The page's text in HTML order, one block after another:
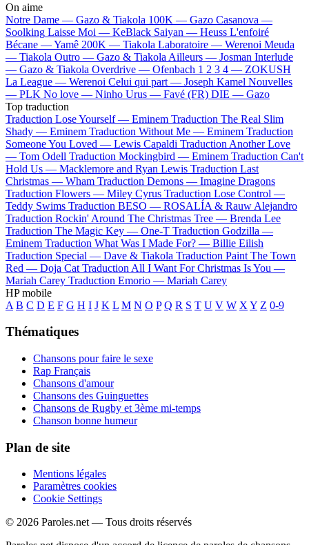
On aime
Notre Dame — Gazo & Tiakola 100K — Gazo Casanova —
Soolking Laisse Moi — KeBlack Saiyan — Heuss L'enfoiré
Bécane —Yamê 200K — Tiakola Laboratoire — Werenoi Meuda
— Tiakola Outro — Gazo & Tiakola Ailleurs — Josman Interlude
— Gazo & Tiakola Overdrive — Ofenbach 1 2 3 4 — ZOKUSH
La League — Werenoi Celui qui part — Joseph Kamel Nouvelles
— PLK No love — Ninho Urus — Favé (FR) DIE — Gazo
Top traduction
Traduction Lose Yourself — Eminem Traduction The Real Slim
Shady — Eminem Traduction Without Me — Eminem Traduction
Someone You Loved — Lewis Capaldi Traduction Another Love
— Tom Odell Traduction Mockingbird — Eminem Traduction Can't
Hold Us — Macklemore and Ryan Lewis Traduction Last
Christmas — Wham Traduction Demons — Imagine Dragons
Traduction Flowers — Miley Cyrus Traduction Lose Control —
Teddy Swims Traduction BESO — ROSALÍA & Rauw Alejandro
Traduction Rockin' Around The Christmas Tree — Brenda Lee
Traduction The Magic Key — One-T Traduction Godzilla —
Eminem Traduction What Was I Made For? — Billie Eilish
Traduction Special — Dave & Tiakola Traduction Paint The Town
Red — Doja Cat Traduction All I Want For Christmas Is You —
Mariah Carey Traduction Emorio — Mariah Carey
HP mobile
A B C D E F G H I J K L M N O P Q R S T U V W X Y Z 0-9
Thématiques
Chansons pour faire le sexe
Rap Français
Chansons d'amour
Chansons des Guinguettes
Chansons de Rugby et 3ème mi-temps
Chanson bonne humeur
Plan de site
Mentions légales
Paramètres cookies
Cookie Settings
© 2026 Paroles.net — Tous droits réservés